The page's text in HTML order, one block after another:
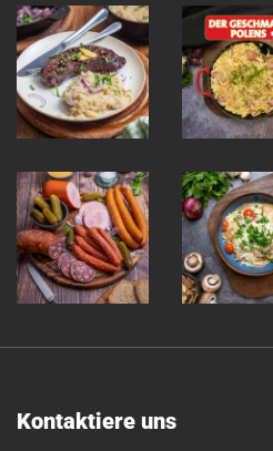
Kontaktiere uns